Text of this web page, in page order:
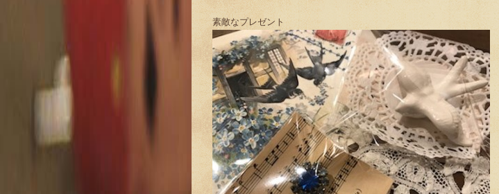
素敵なプレゼント